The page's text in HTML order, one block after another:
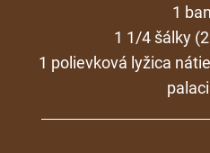
1
1 1/4 šálky
1 polievková lyžica